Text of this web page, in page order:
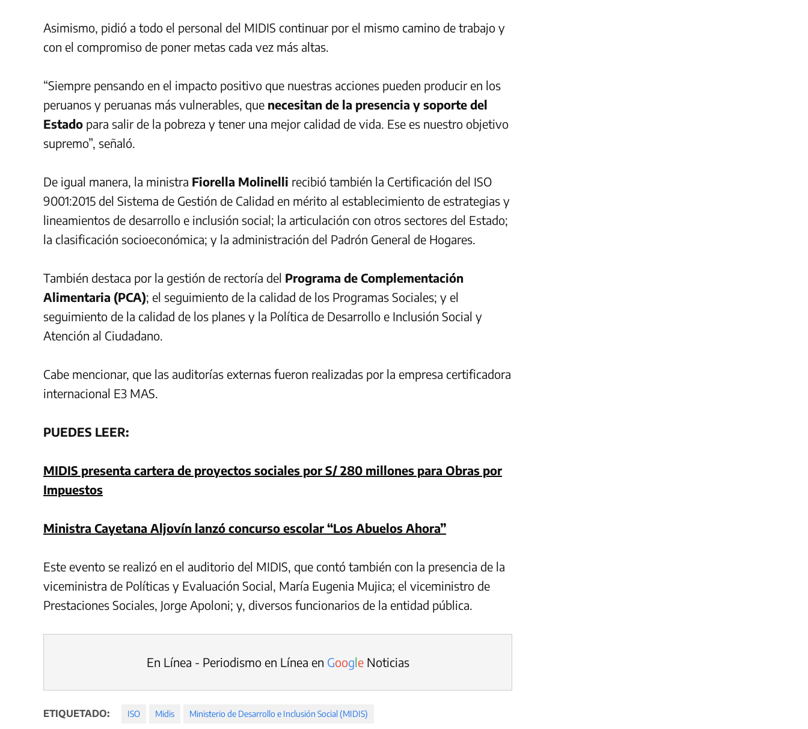
Asimismo, pidió a todo el personal del MIDIS continuar por el mismo camino de trabajo y
con el compromiso de poner metas cada vez más altas.
“Siempre pensando en el impacto positivo que nuestras acciones pueden producir en los
peruanos y peruanas más vulnerables, que necesitan de la presencia y soporte del
Estado para salir de la pobreza y tener una mejor calidad de vida. Ese es nuestro objetivo
supremo”, señaló.
De igual manera, la ministra Fiorella Molinelli recibió también la Certificación del ISO
9001:2015 del Sistema de Gestión de Calidad en mérito al establecimiento de estrategias y
lineamientos de desarrollo e inclusión social; la articulación con otros sectores del Estado;
la clasificación socioeconómica; y la administración del Padrón General de Hogares.
También destaca por la gestión de rectoría del Programa de Complementación
Alimentaria (PCA); el seguimiento de la calidad de los Programas Sociales; y el
seguimiento de la calidad de los planes y la Política de Desarrollo e Inclusión Social y
Atención al Ciudadano.
Cabe mencionar, que las auditorías externas fueron realizadas por la empresa certificadora
internacional E3 MAS.
PUEDES LEER:
MIDIS presenta cartera de proyectos sociales por S/ 280 millones para Obras por
Impuestos
Ministra Cayetana Aljovín lanzó concurso escolar “Los Abuelos Ahora”
Este evento se realizó en el auditorio del MIDIS, que contó también con la presencia de la
viceministra de Políticas y Evaluación Social, María Eugenia Mujica; el viceministro de
Prestaciones Sociales, Jorge Apoloni; y, diversos funcionarios de la entidad pública.
En Línea - Periodismo en Línea en GoogleNoticias
ETIQUETADO: ISO Midis Ministerio de Desarrollo e Inclusión Social (MIDIS)